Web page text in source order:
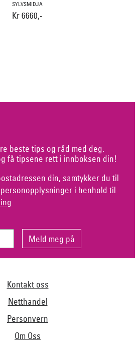
SYLVSMIDJA
Kr 6660,-
beste tips og råd med deg.
få tipsene rett i innboksen din!
din, samtykker du til
i henhold til
Kontakt oss
Netthandel
Personvern
Om Oss